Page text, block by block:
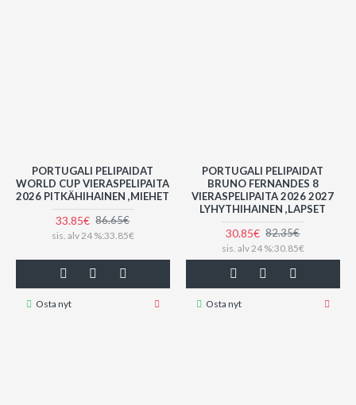
PORTUGALI PELIPAIDAT
WORLD CUP VIERASPELIPAITA
2026 PITKÄHIHAINEN ,MIEHET
33.85€ 86.65€
sis. alv 24 %:33.85€
Osta nyt
PORTUGALI PELIPAIDAT
BRUNO FERNANDES 8
VIERASPELIPAITA 2026 2027
LYHYTHIHAINEN ,LAPSET
30.85€ 82.35€
sis. alv 24 %:30.85€
Osta nyt